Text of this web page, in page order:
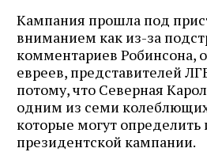
Кампания прошла под
вниманием как из-за
комментариев Робинсона,
евреев, представителей
потому, что Северная
одним из семи
которые могут определить
президентской кампании.